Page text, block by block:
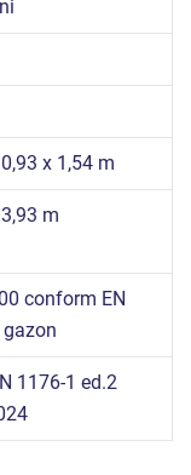
x 1,54 m
m
conform EN
gazon
1176-1 ed.2